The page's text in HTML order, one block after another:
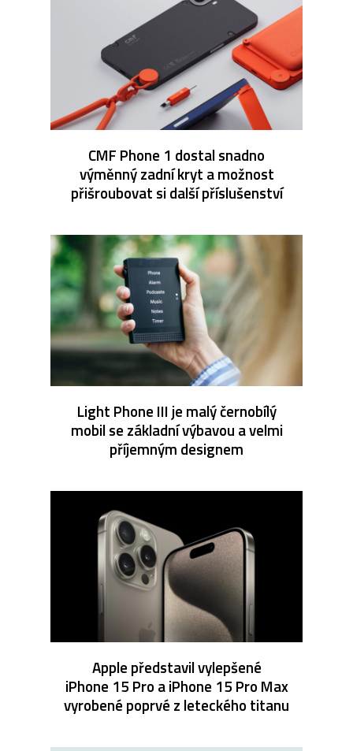
CMF Phone 1 dostal snadno
výměnný zadní kryt a možnost
přišroubovat si další příslušenství
Light Phone III je malý černobílý
mobil se základní výbavou a velmi
příjemným designem
Apple představil vylepšené
iPhone 15 Pro a iPhone 15 Pro Max
vyrobené poprvé z leteckého titanu